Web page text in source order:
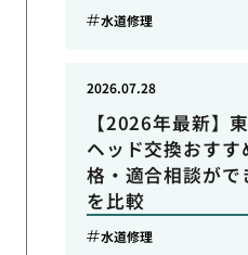
水道修理
【2026年最新】
ヘッド交換おす
格・適合相談がで
を比較
2026.07.28
水道修理